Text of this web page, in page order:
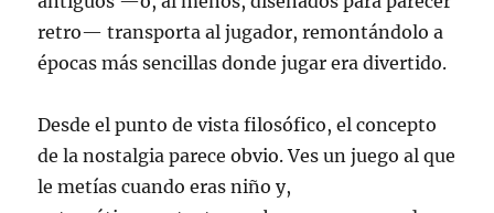
retro— transporta al jugador, remontándolo a
épocas más sencillas donde jugar era divertido.
Desde el punto de vista filosófico, el concepto
de la nostalgia parece obvio. Ves un juego al que
le metías cuando eras niño y,